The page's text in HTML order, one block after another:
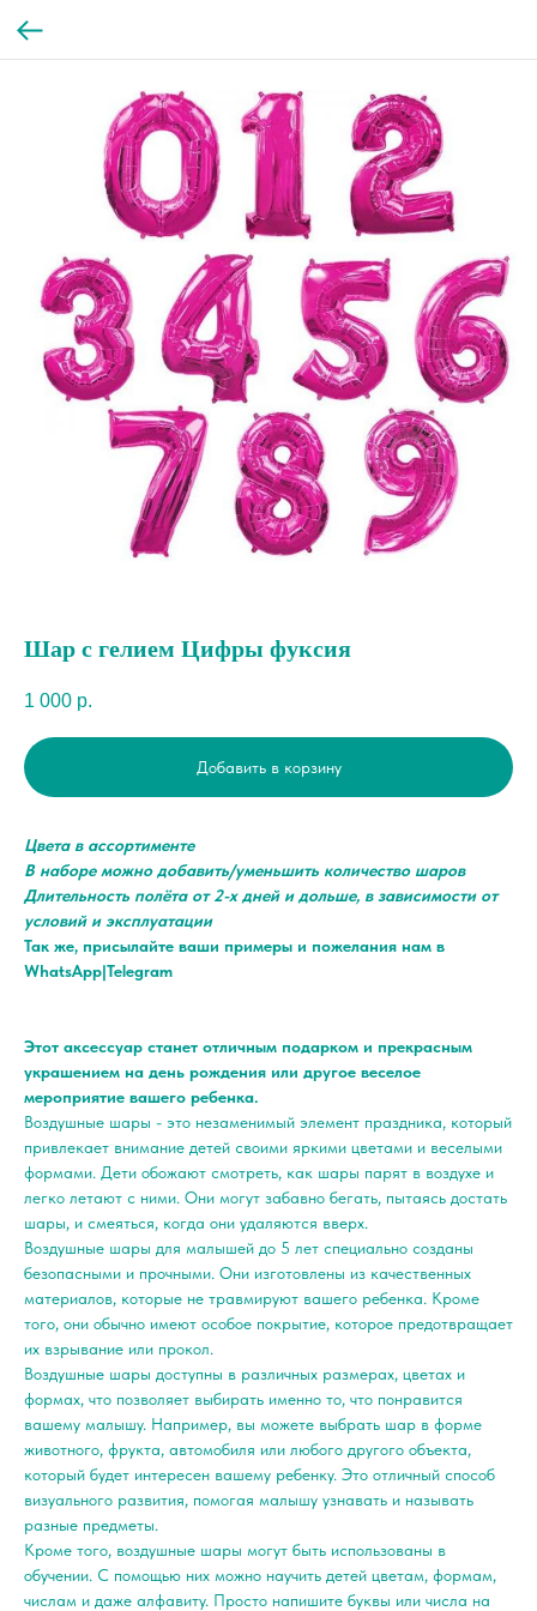
Шар с гелием Цифры фуксия
1 000 р.
Добавить в корзину
Цвета в ассортименте
В наборе можно добавить/уменьшить количество шаров
Длительность полёта от 2-х дней и дольше, в зависимости от
условий и эксплуатации
Так же, присылайте ваши примеры и пожелания нам в
WhatsApp|Telegram
Этот аксессуар станет отличным подарком и прекрасным
украшением на день рождения или другое веселое
мероприятие вашего ребенка.
Воздушные шары - это незаменимый элемент праздника, который
привлекает внимание детей своими яркими цветами и веселыми
формами. Дети обожают смотреть, как шары парят в воздухе и
легко летают с ними. Они могут забавно бегать, пытаясь достать
шары, и смеяться, когда они удаляются вверх.
Воздушные шары для малышей до 5 лет специально созданы
безопасными и прочными. Они изготовлены из качественных
материалов, которые не травмируют вашего ребенка. Кроме
того, они обычно имеют особое покрытие, которое предотвращает
их взрывание или прокол.
Воздушные шары доступны в различных размерах, цветах и
формах, что позволяет выбирать именно то, что понравится
вашему малышу. Например, вы можете выбрать шар в форме
животного, фрукта, автомобиля или любого другого объекта,
который будет интересен вашему ребенку. Это отличный способ
визуального развития, помогая малышу узнавать и называть
разные предметы.
Кроме того, воздушные шары могут быть использованы в
обучении. С помощью них можно научить детей цветам, формам,
числам и даже алфавиту. Просто напишите буквы или числа на